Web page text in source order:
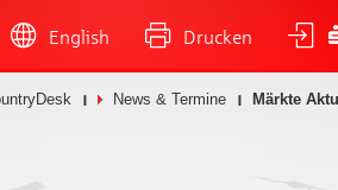
English Drucken
News & Termine Märkte